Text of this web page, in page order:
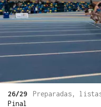
26/29 Preparadas,
Pinal